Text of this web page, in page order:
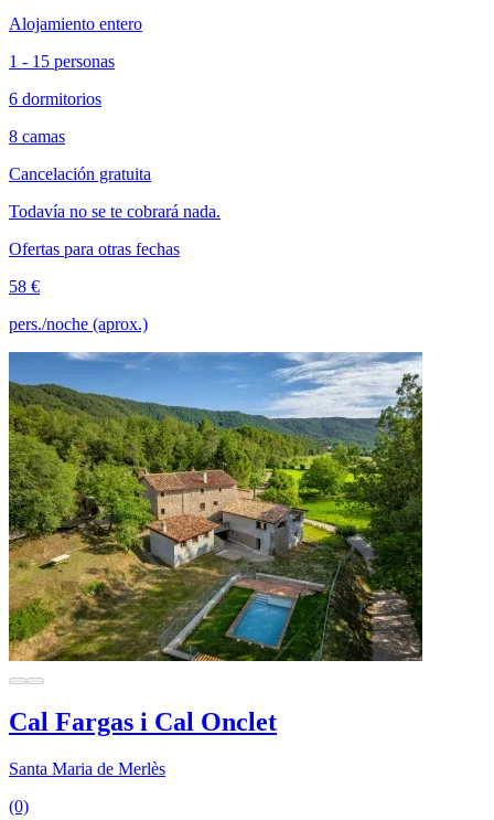
Alojamiento entero
1 - 15 personas
6 dormitorios
8 camas
Cancelación gratuita
Todavía no se te cobrará nada.
Ofertas para otras fechas
58 €
pers./noche (aprox.)
Cal Fargas i Cal Onclet
Santa Maria de Merlès
(0)